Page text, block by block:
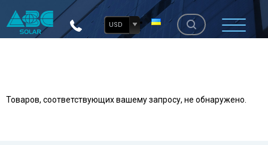
USD
Товаров, соответствующих вашему запросу, не обнаружено.